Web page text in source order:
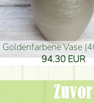
goldenfarbene Vase
94.30 EUR